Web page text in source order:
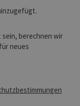
sein, berechnen wir
neues